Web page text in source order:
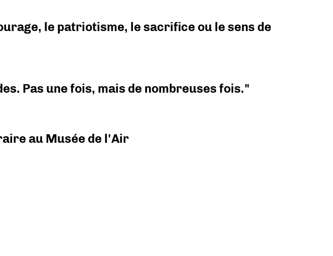
le patriotisme, le sacrifice ou le sens de
Pas une fois, mais de nombreuses fois."
au Musée de l'Air